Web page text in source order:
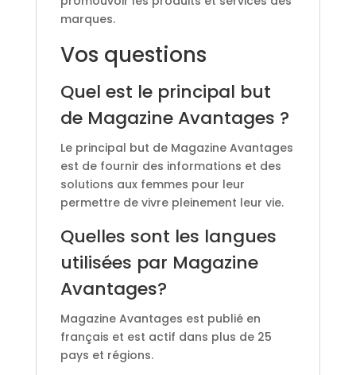
marques.
Vos questions
Quel est le principal but
de Magazine Avantages ?
Le principal but de Magazine Avantages
est de fournir des informations et des
solutions aux femmes pour leur
permettre de vivre pleinement leur vie.
Quelles sont les langues
utilisées par Magazine
Avantages?
Magazine Avantages est publié en
français et est actif dans plus de 25
pays et régions.